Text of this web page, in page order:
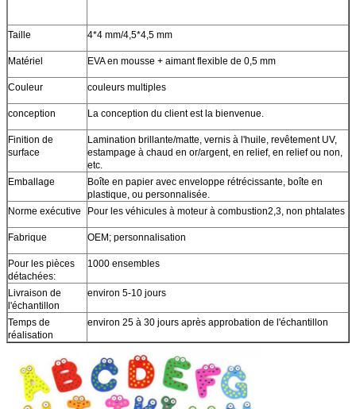
Taille 4*4 mm/4,5*4,5 mm
Matériel EVA en mousse + aimant flexible de 0,5 mm
Couleur couleurs multiples
conception La conception du client est la bienvenue.
Finition de
surface
Lamination brillante/matte, vernis à l'huile, revêtement UV,
estampage à chaud en or/argent, en relief, en relief ou non,
etc.
Emballage
Boîte en papier avec enveloppe rétrécissante, boîte en
plastique, ou personnalisée.
Norme exécutive
Pour les véhicules à moteur à combustion2,3, non phtalates
Fabrique OEM; personnalisation
Pour les pièces
détachées:
1000 ensembles
Livraison de
l'échantillon
environ 5-10 jours
Temps de
réalisation
environ 25 à 30 jours après approbation de l'échantillon